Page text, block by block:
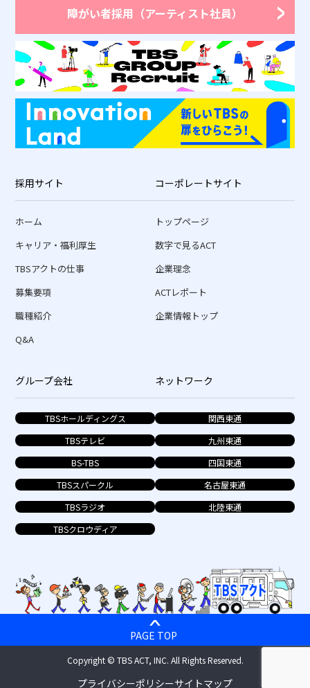
障がい者採用 （アーティスト社員）
採用サイト
ホーム
キャリア・福利厚生
TBSアクトの仕事
募集要項
職種紹介
Q&A
コーポレートサイト
トップページ
数字で見るACT
企業理念
ACTレポート
企業情報トップ
グループ会社
TBSホールディングス
TBSテレビ
BS-TBS
TBSスパークル
TBSラジオ
TBSクロウディア
ネットワーク
関西東通
九州東通
四国東通
名古屋東通
北陸東通
PAGE TOP
Copyright © TBS ACT, INC. All Rights Reserved.
プライバシーポリシーサイトマップ